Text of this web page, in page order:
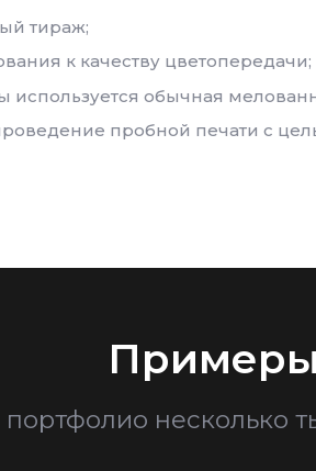
тираж;
к качеству цветопередачи;
используется обычная
пробной печати с
несколько